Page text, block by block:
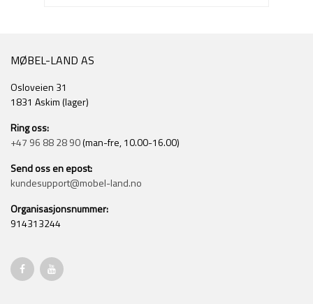
MØBEL-LAND AS
Osloveien 31
1831 Askim (lager)
Ring oss:
+47 96 88 28 90(man-fre, 10.00-16.00)
Send oss en epost:
kundesupport@mobel-land.no
Organisasjonsnummer:
914313244